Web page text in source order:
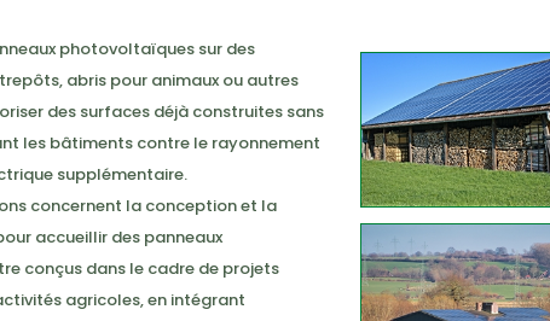
photovoltaïques sur des
abris pour animaux ou autres
des surfaces déjà construites sans
les bâtiments contre le rayonnement
supplémentaire.
concernent la conception et la
accueillir des panneaux
conçus dans le cadre de projets
agricoles, en intégrant